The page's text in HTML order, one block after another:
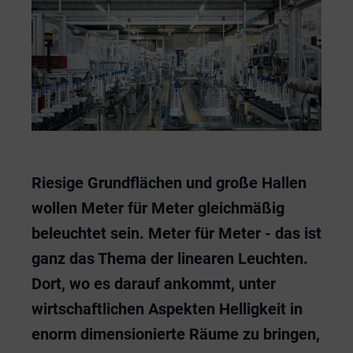
Voutenbeleuchtung
Notbeleuchtung
Straßen- und Wegebeleuchtung
Hallenleuchten
Lichtbandsysteme
Lineare Leuchten
Architektur
Industrie
Straßen- und Außenbeleuchtung
Exproof
Hafen
Logistik
Flughafen
Sportanlagen
Services
Planung & Beratung
Förderprogramme
Finanzierung
Unternehmen
Über uns
Nachhaltigkeit
Karriere
Nachhaltigkeit
Suche
Kontakt
Merkliste
Riesige Grundflächen und große Hallen
wollen Meter für Meter gleichmäßig
beleuchtet sein. Meter für Meter - das ist
ganz das Thema der linearen Leuchten.
Dort, wo es darauf ankommt, unter
wirtschaftlichen Aspekten Helligkeit in
enorm dimensionierte Räume zu bringen,